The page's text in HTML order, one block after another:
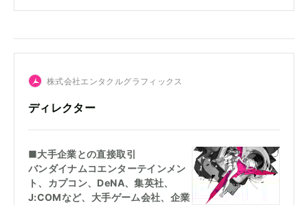
株式会社エンタクルグラフィックス
ディレクター
■大手企業との直接取引
バンダイナムコエンターテインメン
ト、カプコン、DeNA、集英社、
J:COMなど、大手ゲーム会社、企業